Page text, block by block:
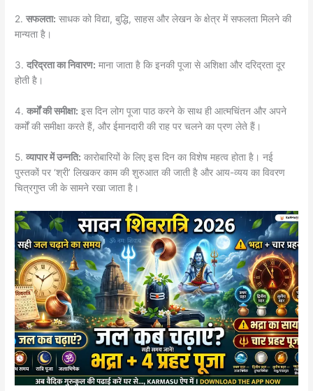
2.सफलता: साधक को विद्या, बुद्धि, साहस और लेखन के क्षेत्र में सफलता मिलने की
मान्यता है।
3.दरिद्रता का निवारण: माना जाता है कि इनकी पूजा से अशिक्षा और दरिद्रता दूर
होती है।
4.कर्मों की समीक्षा: इस दिन लोग पूजा पाठ करने के साथ ही आत्मचिंतन और अपने
कर्मों की समीक्षा करते हैं, और ईमानदारी की राह पर चलने का प्रण लेते हैं।
5.व्यापार में उन्नति: कारोबारियों के लिए इस दिन का विशेष महत्व होता है। नई
पुस्तकों पर ‘श्री’ लिखकर काम की शुरुआत की जाती है और आय-व्यय का विवरण
चित्रगुप्त जी के सामने रखा जाता है।